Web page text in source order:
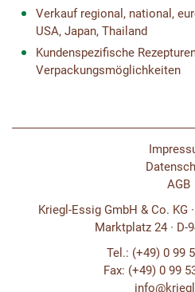
Verkauf regional, national,
USA, Japan, Thailand
Kundenspezifische
Verpackungsmöglichkeiten
AGB
Kriegl-Essig GmbH & Co. KG
Marktplatz 24 · D-
Tel.: (+49) 0 99
Fax: (+49) 0 99